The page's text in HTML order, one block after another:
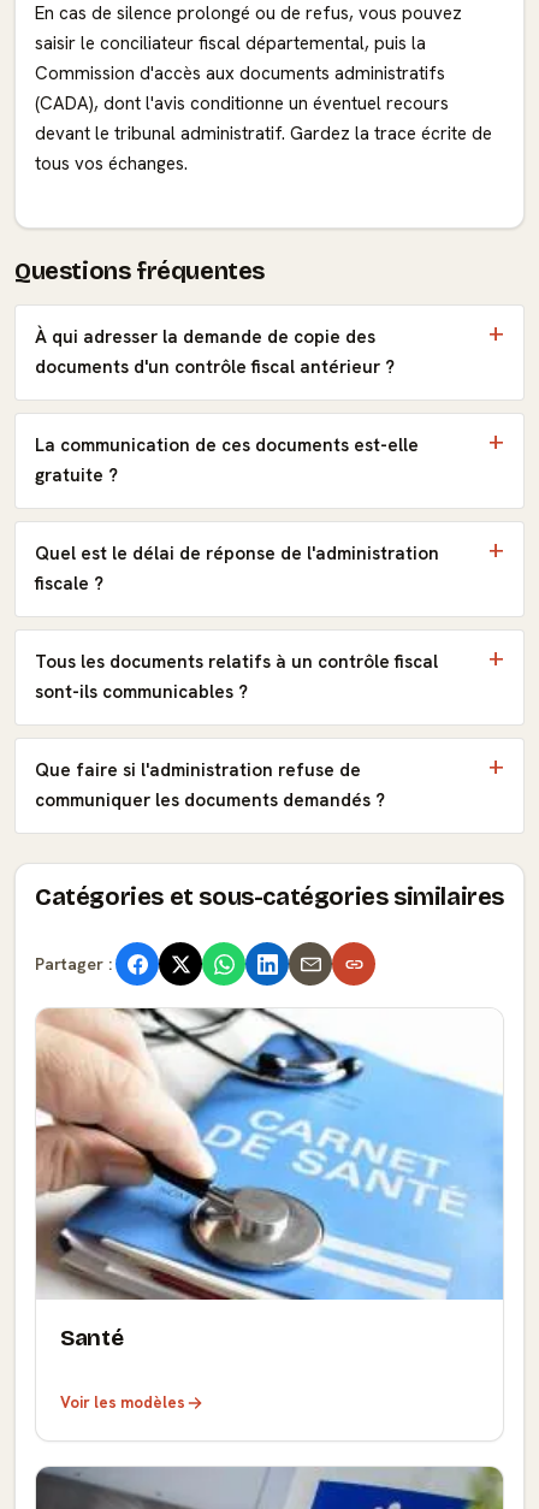
En cas de silence prolongé ou de refus, vous pouvez
saisir le conciliateur fiscal départemental, puis la
Commission d'accès aux documents administratifs
(CADA), dont l'avis conditionne un éventuel recours
devant le tribunal administratif. Gardez la trace écrite de
tous vos échanges.
Questions fréquentes
À qui adresser la demande de copie des
documents d'un contrôle fiscal antérieur ?
La communication de ces documents est-elle
gratuite ?
Quel est le délai de réponse de l'administration
fiscale ?
Tous les documents relatifs à un contrôle fiscal
sont-ils communicables ?
Que faire si l'administration refuse de
communiquer les documents demandés ?
Catégories et sous-catégories similaires
Partager :
Santé
Voir les modèles